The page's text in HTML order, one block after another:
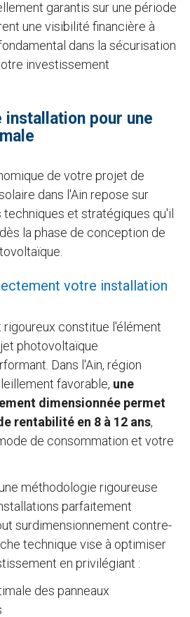
garantis sur une période
une visibilité financière à
dans la sécurisation
investissement
pour une
de votre projet de
dans l'Ain repose sur
et stratégiques qu'il
la phase de conception de
votre installation
rigoureux constitue l'élément
photovoltaïque
Dans l'Ain, région
favorable, une
dimensionnée permet
rentabilité en 8 à 12 ans,
de consommation et votre
méthodologie rigoureuse
parfaitement
surdimensionnement contre-
technique vise à optimiser
en privilégiant :
des panneaux